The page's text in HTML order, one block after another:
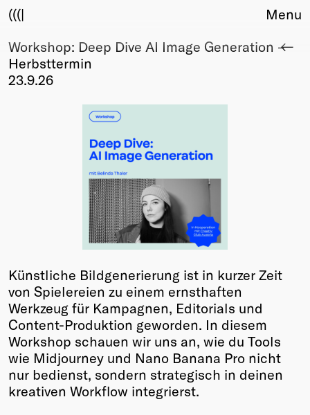
(((|
About
Club
Award
Young Creatives
Friends of Creativity
Winners
2026
Past
Annual
Menu
Workshop: Deep Dive AI Image Generation –
Herbsttermin
23.9.26
Künstliche Bildgenerierung ist in kurzer Zeit
von Spielereien zu einem ernsthaften
Werkzeug für Kampagnen, Editorials und
Content-Produktion geworden. In diesem
Workshop schauen wir uns an, wie du Tools
wie Midjourney und Nano Banana Pro nicht
nur bedienst, sondern strategisch in deinen
kreativen Workflow integrierst.